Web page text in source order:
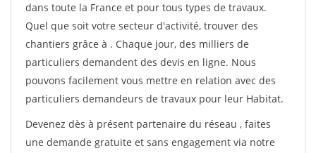
dans toute la France et pour tous types de travaux.
Quel que soit votre secteur d'activité, trouver des
chantiers grâce à . Chaque jour, des milliers de
particuliers demandent des devis en ligne. Nous
pouvons facilement vous mettre en relation avec des
particuliers demandeurs de travaux pour leur Habitat.
Devenez dès à présent partenaire du réseau , faites
une demande gratuite et sans engagement via notre